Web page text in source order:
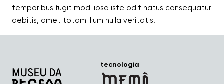
Linha do tempo
temporibus fugit modi ipsa iste odit natus consequatur
debitis, amet totam illum nulla veritatis.
tecnologia